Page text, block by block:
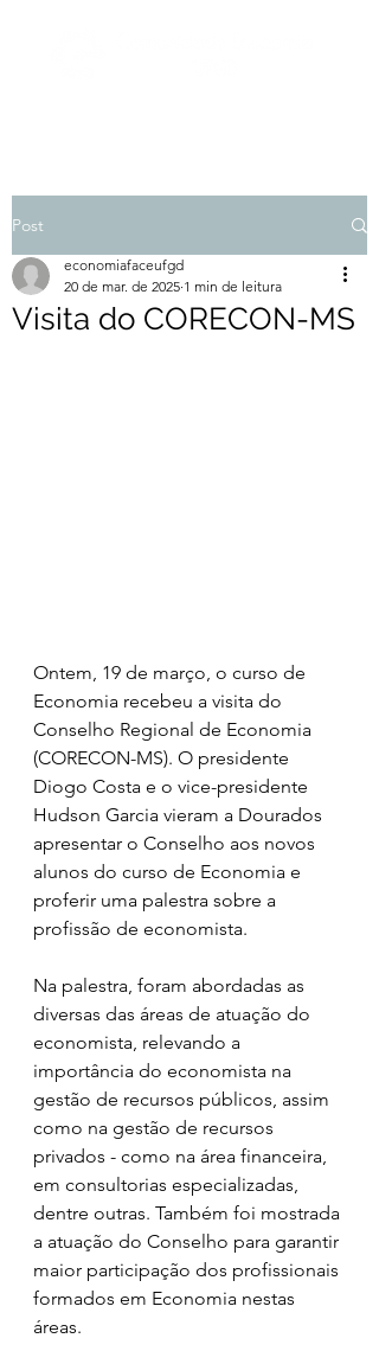
Post
Visita do CORECON-MS
economiafaceufgd
20 de mar. de 2025 1 min de leitura
Ontem, 19 de março, o curso de
Economia recebeu a visita do
Conselho Regional de Economia
(CORECON-MS). O presidente
Diogo Costa e o vice-presidente
Hudson Garcia vieram a Dourados
apresentar o Conselho aos novos
alunos do curso de Economia e
proferir uma palestra sobre a
profissão de economista.
Na palestra, foram abordadas as
diversas das áreas de atuação do
economista, relevando a
importância do economista na
gestão de recursos públicos, assim
como na gestão de recursos
privados - como na área financeira,
em consultorias especializadas,
dentre outras. Também foi mostrada
a atuação do Conselho para garantir
maior participação dos profissionais
formados em Economia nestas
áreas.